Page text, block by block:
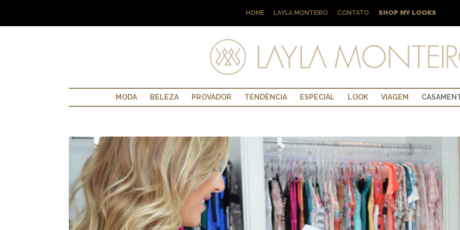
HOME LAYLA MONTEIRO CONTATO SHOP MY LOOKS
MODA BELEZA PROVADOR TENDÊNCIA ESPECIAL LOOK VIAGEM